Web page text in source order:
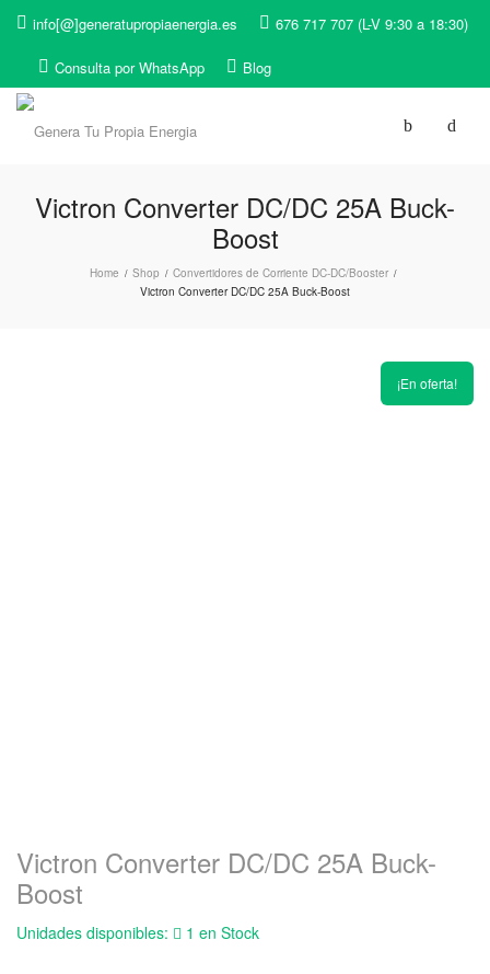
info[@]generatupropiaenergia.es 676 717 707 (L-V 9:30 a 18:30)
Consulta por WhatsApp Blog
Victron Converter DC/DC 25A Buck-
Boost
Home / Shop / Convertidores de Corriente DC-DC/Booster /
Victron Converter DC/DC 25A Buck-Boost
¡En oferta!
Victron Converter DC/DC 25A Buck-
Boost
Unidades disponibles: 1 en Stock